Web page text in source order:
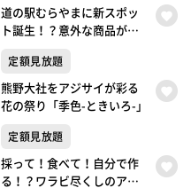
道の駅むらやまに新スポッ
ト誕生！？意外な商品が人
だけしか楽しめない極上の
楽しみ方がここにあった！
定額見放題
熊野大社をアジサイが彩る
花の祭り「季色-ときいろ-」
定額見放題
採って！食べて！自分で作
る！？ワラビ尽くしのアナ